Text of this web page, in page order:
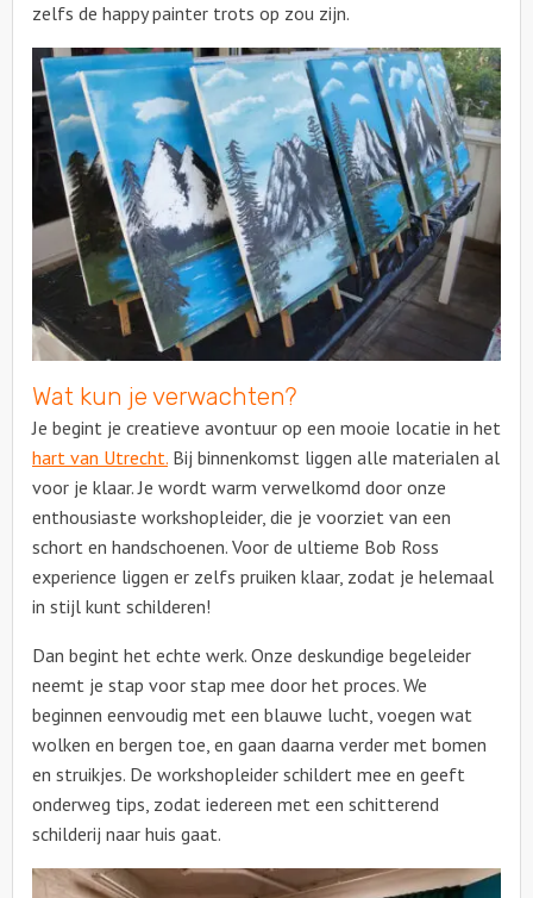
zelfs de happy painter trots op zou zijn.
Wat kun je verwachten?
Je begint je creatieve avontuur op een mooie locatie in het
hart van Utrecht. Bij binnenkomst liggen alle materialen al
voor je klaar. Je wordt warm verwelkomd door onze
enthousiaste workshopleider, die je voorziet van een
schort en handschoenen. Voor de ultieme Bob Ross
experience liggen er zelfs pruiken klaar, zodat je helemaal
in stijl kunt schilderen!
Dan begint het echte werk. Onze deskundige begeleider
neemt je stap voor stap mee door het proces. We
beginnen eenvoudig met een blauwe lucht, voegen wat
wolken en bergen toe, en gaan daarna verder met bomen
en struikjes. De workshopleider schildert mee en geeft
onderweg tips, zodat iedereen met een schitterend
schilderij naar huis gaat.